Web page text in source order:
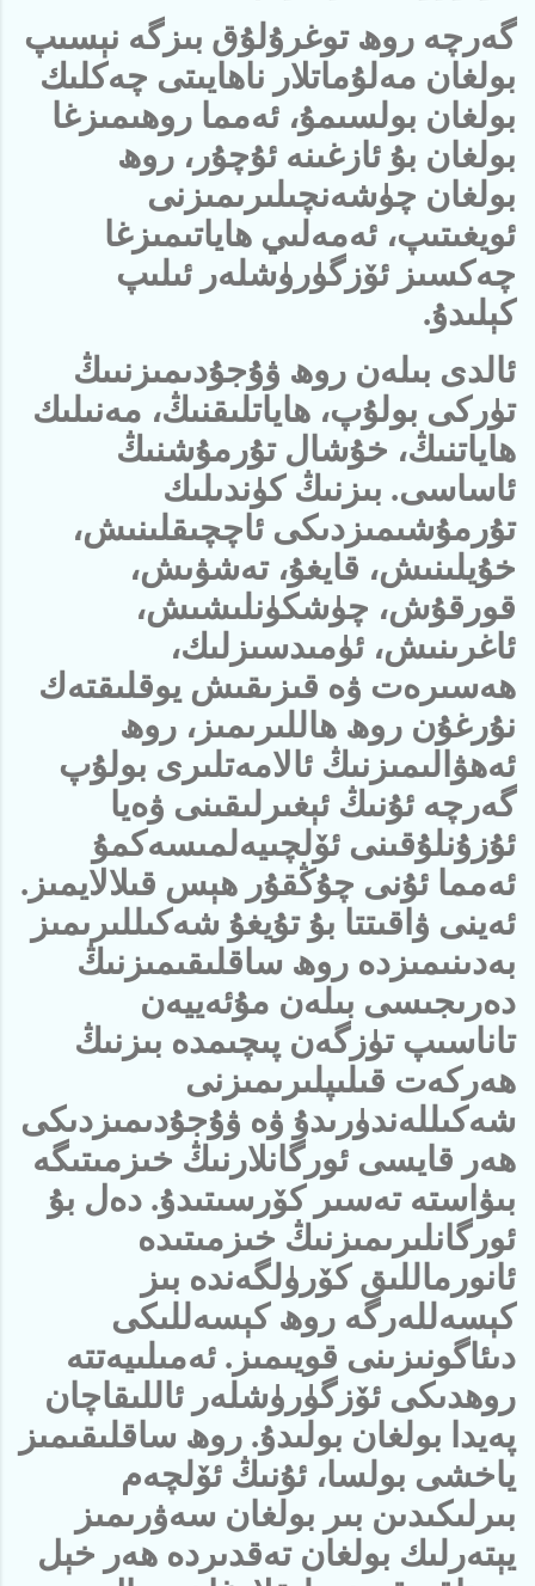
گەرچە روھ توغرۇلۇق بىزگە نېسىپ
بولغان مەلۇماتلار ناھايىتى چەكلىك
بولغان بولسىمۇ، ئەمما روھىمىزغا
بولغان بۇ ئازغىنە ئۇچۇر، روھ
بولغان چۈشەنچىلىرىمىزنى
ئويغىتىپ، ئەمەلىي ھاياتىمىزغا
چەكسىز ئۆزگۈرۈشلەر ئىلىپ
كېلىدۇ.
ئالدى بىلەن روھ ۋۇجۇدىمىزنىىڭ
تۈركى بولۇپ، ھاياتلىقنىڭ، مەنىلىك
ھاياتنىڭ، خۇشال تۇرمۇشنىڭ
ئاساسى. بىزنىڭ كۈندىلىك
تۇرمۇشىمىزدىكى ئاچچىقلىنىش،
خۇيلىنىش، قايغۇ، تەشۋىش،
قورقۇش، چۈشكۈنلىشىش،
ئاغرىنىش، ئۈمىدسىزلىك،
ھەسىرەت ۋە قىزىقىش يوقلىقتەك
نۇرغۇن روھ ھاللىرىمىز، روھ
ئەھۋالىمىزنىڭ ئالامەتلىرى بولۇپ
گەرچە ئۇنىڭ ئېغىرلىقىنى ۋەيا
ئۇزۇنلۇقىنى ئۆلچىيەلمىسەكمۇ
ئەمما ئۇنى چۇڭقۇر ھېس قىلالايمىز.
ئەينى ۋاقىتتا بۇ تۇيغۇ شەكىللىرىمىز
بەدىنىمىزدە روھ ساقلىقىمىزنىڭ
دەرىجىسى بىلەن مۇئەييەن
تاناسىپ تۈزگەن پىچىمدە بىزنىڭ
ھەركەت قىلىپلىرىمىزنى
شەكىللەندۈرىدۇ ۋە ۋۇجۇدىمىزدىكى
ھەر قايسى ئورگانلارنىڭ خىزمىتىگە
بىۋاستە تەسىر كۆرسىتىدۇ. دەل بۇ
ئورگانلىرىمىزنىڭ خىزمىتىدە
ئانورماللىق كۆرۈلگەندە بىز
كېسەللەرگە روھ كېسەللىكى
دىئاگونىزىنى قويىمىز. ئەمىلىيەتتە
روھدىكى ئۆزگۈرۈشلەر ئاللىقاچان
پەيدا بولغان بولىدۇ. روھ ساقلىقىمىز
ياخشى بولسا، ئۇنىڭ ئۆلچەم
بىرلىكىدىن بىر بولغان سەۋرىمىز
يېتەرلىك بولغان تەقدىردە ھەر خېل